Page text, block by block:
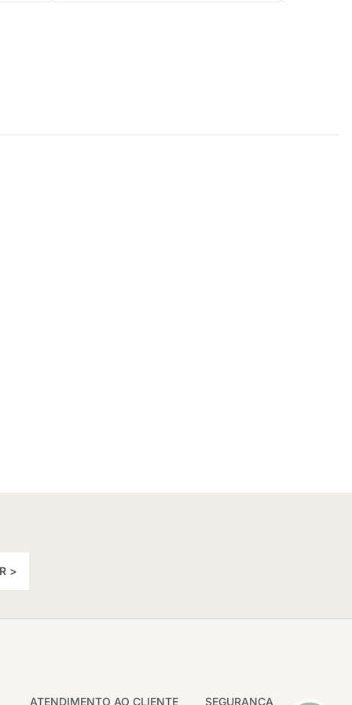
>
SEGURANÇA
ATENDIMENTO AO CLIENTE